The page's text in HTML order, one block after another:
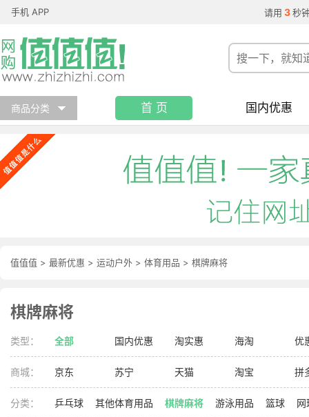
手机 APP 请用 3 秒
商品分类 首 页 国内优惠
值值值 > 最新优惠 > 运动户外 > 体育用品 > 棋牌麻将
棋牌麻将
类型： 全部 国内优惠 淘实惠 海淘 优
商城： 京东 苏宁 天猫 淘宝 拼
分类： 乒乓球 其他体育用品 棋牌麻将 游泳用品 篮球 网